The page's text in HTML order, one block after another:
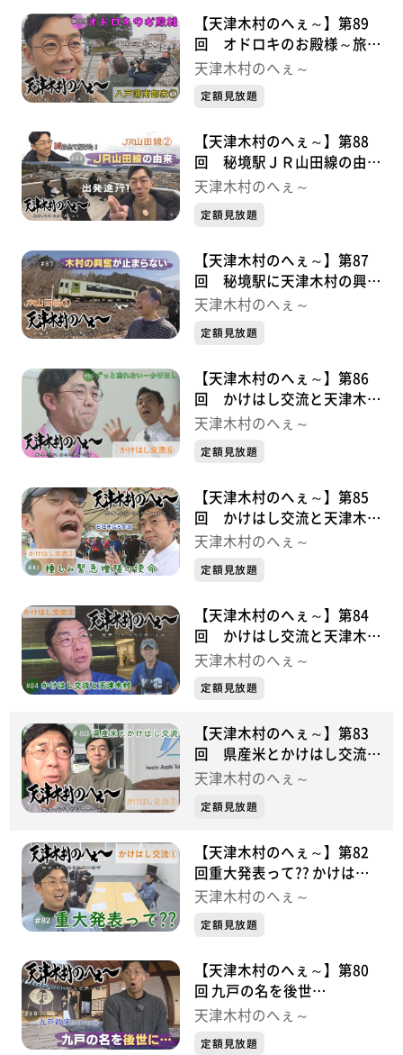
【天津木村のへぇ～】第89
回 オドロキのお殿様～旅の
始まり～ 八戸藩南部家シリ
天津木村のへぇ～
定額見放題
【天津木村のへぇ～】第88
回 秘境駅ＪＲ山田線の由来
が解明！ ＪＲ山田線シリー
天津木村のへぇ～
定額見放題
【天津木村のへぇ～】第87
回 秘境駅に天津木村の興奮
が止まらない ＪＲ山田線シ
天津木村のへぇ～
定額見放題
【天津木村のへぇ～】第86
回 かけはし交流と天津木村
かけはし交流シリーズ⑤最終
天津木村のへぇ～
定額見放題
【天津木村のへぇ～】第85
回 かけはし交流と天津木村
かけはし交流シリーズ④
天津木村のへぇ～
定額見放題
【天津木村のへぇ～】第84
回 かけはし交流と天津木村
かけはし交流シリーズ③
天津木村のへぇ～
定額見放題
【天津木村のへぇ～】第83
回 県産米とかけはし交流
かけはし交流シリーズ②
天津木村のへぇ～
定額見放題
【天津木村のへぇ～】第82
回重大発表って?? かけはし
交流シリーズ①
天津木村のへぇ～
定額見放題
【天津木村のへぇ～】第80
回 九戸の名を後世
に・・・ 九戸政実シリーズ
天津木村のへぇ～
定額見放題